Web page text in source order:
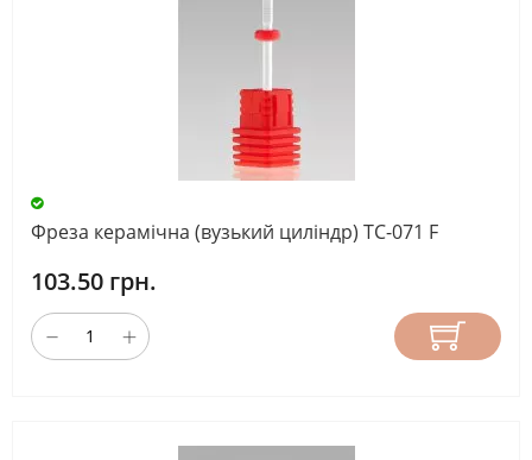
Фреза керамічна (вузький циліндр) TC-071 F
103.50 грн.